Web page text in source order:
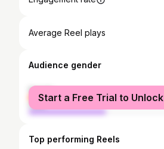
Average Reel plays
Audience gender
female
male
Start a Free Trial to Unlock
Top performing Reels